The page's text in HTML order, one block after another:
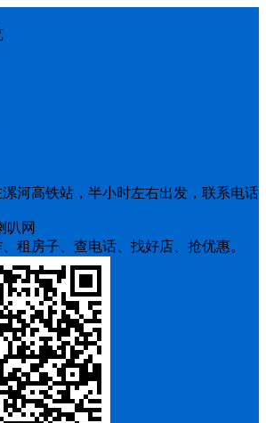
河高铁站，半小时左右出发，联系电话
叭网
租房子、查电话、找好店、抢优惠。